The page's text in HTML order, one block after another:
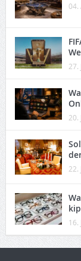
04.
27.
20.
22.
16.